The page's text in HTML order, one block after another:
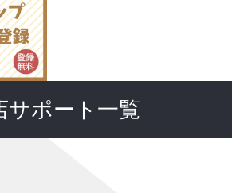
サポート一覧